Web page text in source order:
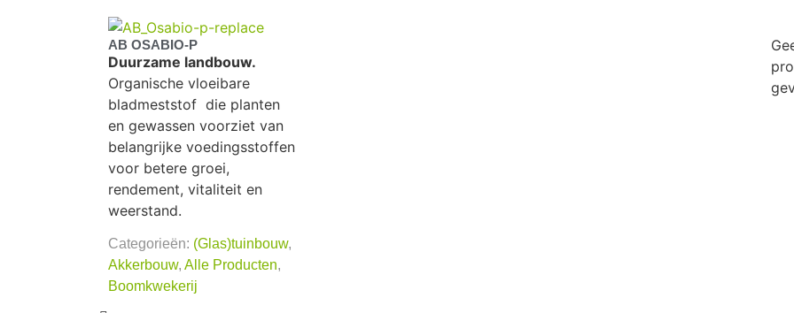
AB OSABIO-P
Duurzame landbouw.
Organische vloeibare
bladmeststof die planten
en gewassen voorziet van
belangrijke voedingsstoffen
voor betere groei,
rendement, vitaliteit en
weerstand.
Categorieën: (Glas)tuinbouw,
Akkerbouw, Alle Producten,
Boomkwekerij